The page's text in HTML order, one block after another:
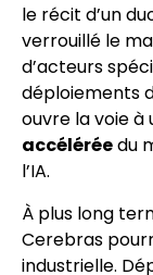
le récit d’un
verrouillé le
d’acteurs
déploiements
ouvre la voie à
accéléréedu
l’IA.
À plus long
Cerebras
industrielle.